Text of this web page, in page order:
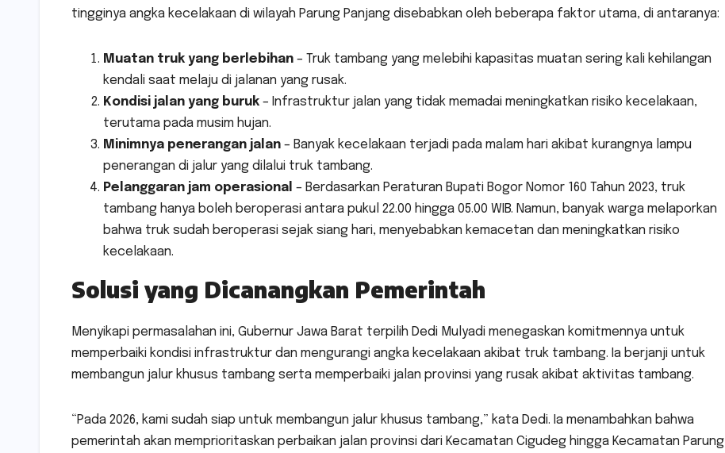
tingginya angka kecelakaan di wilayah Parung Panjang disebabkan oleh beberapa faktor utama, di antaranya:
Muatan truk yang berlebihan – Truk tambang yang melebihi kapasitas muatan sering kali kehilangan
kendali saat melaju di jalanan yang rusak.
Kondisi jalan yang buruk – Infrastruktur jalan yang tidak memadai meningkatkan risiko kecelakaan,
terutama pada musim hujan.
Minimnya penerangan jalan – Banyak kecelakaan terjadi pada malam hari akibat kurangnya lampu
penerangan di jalur yang dilalui truk tambang.
Pelanggaran jam operasional – Berdasarkan Peraturan Bupati Bogor Nomor 160 Tahun 2023, truk
tambang hanya boleh beroperasi antara pukul 22.00 hingga 05.00 WIB. Namun, banyak warga melaporkan
bahwa truk sudah beroperasi sejak siang hari, menyebabkan kemacetan dan meningkatkan risiko
kecelakaan.
Solusi yang Dicanangkan Pemerintah
Menyikapi permasalahan ini, Gubernur Jawa Barat terpilih Dedi Mulyadi menegaskan komitmennya untuk
memperbaiki kondisi infrastruktur dan mengurangi angka kecelakaan akibat truk tambang. Ia berjanji untuk
membangun jalur khusus tambang serta memperbaiki jalan provinsi yang rusak akibat aktivitas tambang.
“Pada 2026, kami sudah siap untuk membangun jalur khusus tambang,” kata Dedi. Ia menambahkan bahwa
pemerintah akan memprioritaskan perbaikan jalan provinsi dari Kecamatan Cigudeg hingga Kecamatan Parung